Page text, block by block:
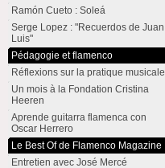
Ramón Cueto : Soleá
Serge Lopez : "Recuerdos de Juan
Luis"
Pédagogie et flamenco
Réflexions sur la pratique musicale
Un mois à la Fondation Cristina
Heeren
Aprende guitarra flamenca con
Oscar Herrero
Le Best Of de Flamenco Magazine
Entretien avec José Mercé